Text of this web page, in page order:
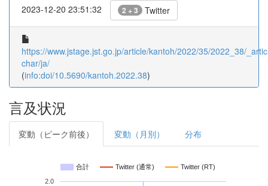
2023-12-20 23:51:32 2 + 3 Twitter
https://www.jstage.jst.go.jp/article/kantoh/2022/35/2022_38/
char/ja/
(info:doi/10.5690/kantoh.2022.38)
言及状況
変動（ピーク前後） 変動（月別） 分布
合計 Twitter (通常) Twitter (RT)
2.0